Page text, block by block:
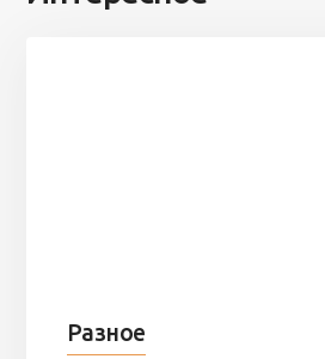
Разное